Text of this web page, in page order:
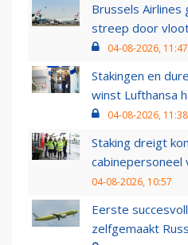
Brussels
streep door
04-08-2026, 11:47
Stakingen en
winst Lufthansa
04-08-2026, 11:38
Staking dreigt
cabinepersoneel
04-08-2026, 10:57
Eerste
zelfgemaakt